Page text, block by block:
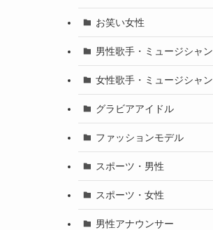
お笑い女性
男性歌手・ミュージシャン
女性歌手・ミュージシャン
グラビアアイドル
ファッションモデル
スポーツ・男性
スポーツ・女性
男性アナウンサー